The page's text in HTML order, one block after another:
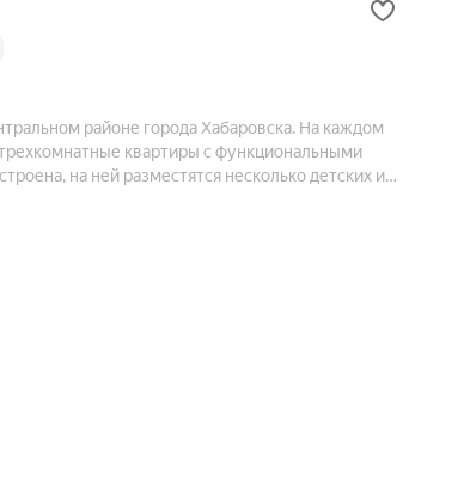
районе города Хабаровска. На каждом
квартиры с функциональными
на ней разместятся несколько детских и